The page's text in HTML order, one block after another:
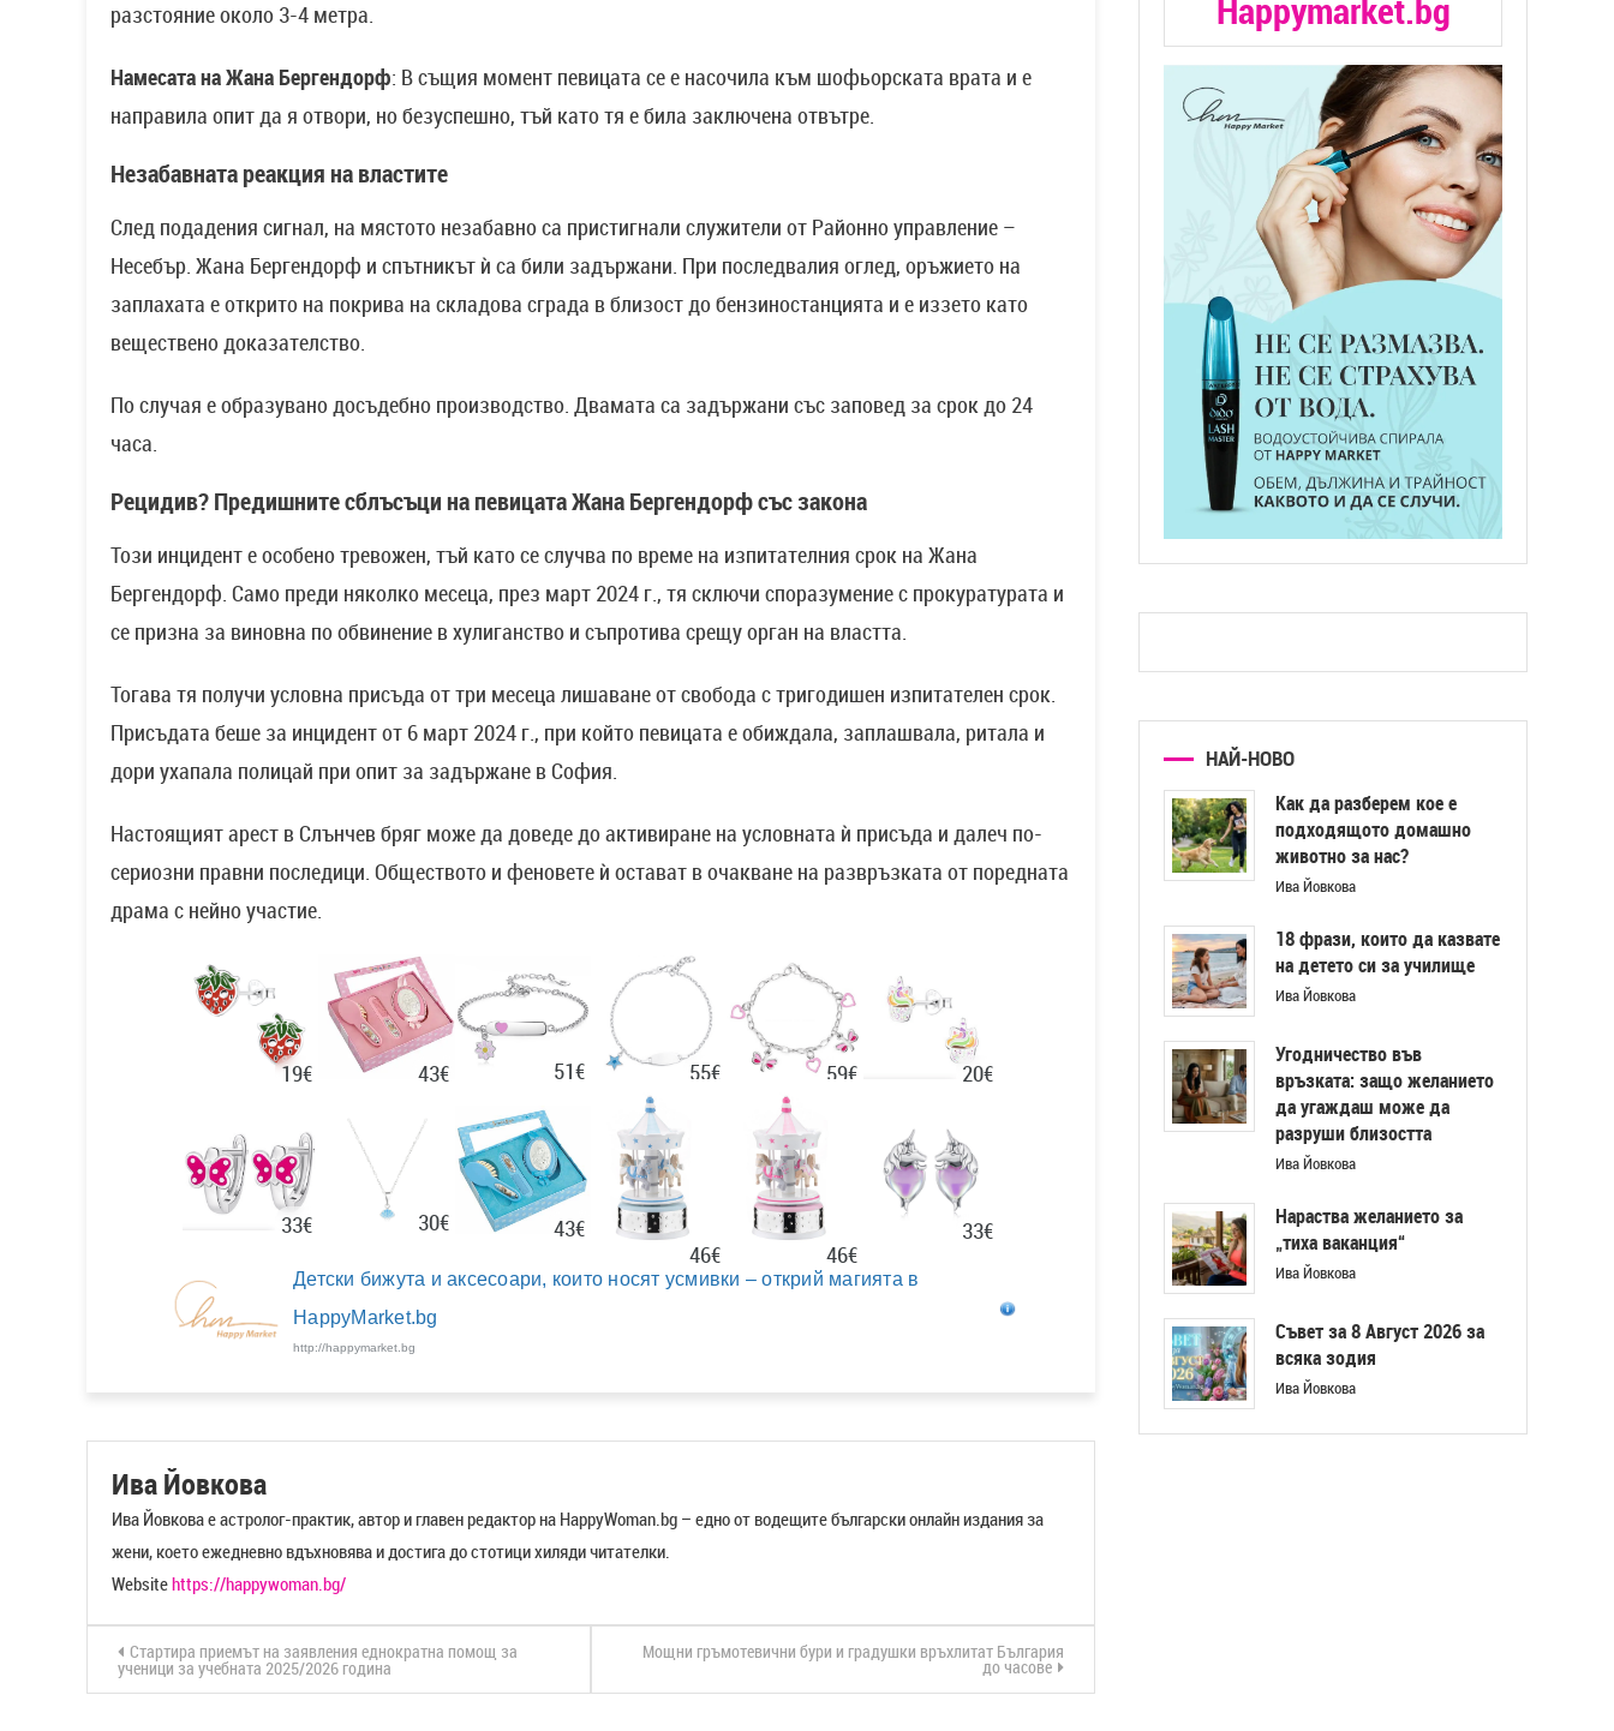
разстояние около 3-4 метра.
Намесата на Жана Бергендорф: В същия момент певицата се е насочила към шофьорската врата и е
направила опит да я отвори, но безуспешно, тъй като тя е била заключена отвътре.
Незабавната реакция на властите
След подадения сигнал, на мястото незабавно са пристигнали служители от Районно управление –
Несебър. Жана Бергендорф и спътникът ѝ са били задържани. При последвалия оглед, оръжието на
заплахата е открито на покрива на складова сграда в близост до бензиностанцията и е иззето като
веществено доказателство.
По случая е образувано досъдебно производство. Двамата са задържани със заповед за срок до 24
часа.
Рецидив? Предишните сблъсъци на певицата Жана Бергендорф със закона
Този инцидент е особено тревожен, тъй като се случва по време на изпитателния срок на Жана
Бергендорф. Само преди няколко месеца, през март 2024 г., тя сключи споразумение с прокуратурата и
се призна за виновна по обвинение в хулиганство и съпротива срещу орган на властта.
Тогава тя получи условна присъда от три месеца лишаване от свобода с тригодишен изпитателен срок.
Присъдата беше за инцидент от 6 март 2024 г., при който певицата е обиждала, заплашвала, ритала и
дори ухапала полицай при опит за задържане в София.
Настоящият арест в Слънчев бряг може да доведе до активиране на условната ѝ присъда и далеч по-
сериозни правни последици. Обществото и феновете ѝ остават в очакване на развръзката от поредната
драма с нейно участие.
19€ 43€ 51€ 55€ 59€ 20€
33€ 30€
43€
46€
46€
33€
Детски бижута и аксесоари, които носят усмивки – открий магията в
HappyMarket.bg
http://happymarket.bg
Ива Йовкова
Ива Йовкова е астролог-практик, автор и главен редактор на HappyWoman.bg – едно от водещите български онлайн издания за
жени, което ежедневно вдъхновява и достига до стотици хиляди читателки.
Websitehttps://happywoman.bg/
Стартира приемът на заявления еднократна помощ за
ученици за учебната 2025/2026 година
Мощни гръмотевични бури и градушки връхлитат България
до часове
Happymarket.bg
НАЙ-НОВО
Как да разберем кое е
подходящото домашно
животно за нас?
Ива Йовкова
18 фрази, които да казвате
на детето си за училище
Ива Йовкова
Угодничество във
връзката: защо желанието
да угаждаш може да
разруши близостта
Ива Йовкова
Нараства желанието за
„тиха ваканция“
Ива Йовкова
Съвет за 8 Август 2026 за
всяка зодия
Ива Йовкова